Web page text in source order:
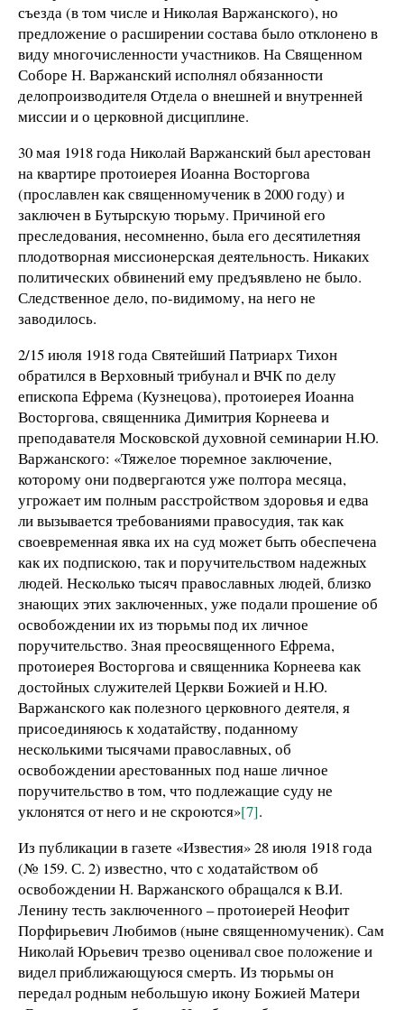
съезда (в том числе и Николая Варжанского), но
предложение о расширении состава было отклонено в
виду многочисленности участников. На Священном
Соборе Н. Варжанский исполнял обязанности
делопроизводителя Отдела о внешней и внутренней
миссии и о церковной дисциплине.
30 мая 1918 года Николай Варжанский был арестован
на квартире протоиерея Иоанна Восторгова
(прославлен как священномученик в 2000 году) и
заключен в Бутырскую тюрьму. Причиной его
преследования, несомненно, была его десятилетняя
плодотворная миссионерская деятельность. Никаких
политических обвинений ему предъявлено не было.
Следственное дело, по-видимому, на него не
заводилось.
2/15 июля 1918 года Святейший Патриарх Тихон
обратился в Верховный трибунал и ВЧК по делу
епископа Ефрема (Кузнецова), протоиерея Иоанна
Восторгова, священника Димитрия Корнеева и
преподавателя Московской духовной семинарии Н.Ю.
Варжанского: «Тяжелое тюремное заключение,
которому они подвергаются уже полтора месяца,
угрожает им полным расстройством здоровья и едва
ли вызывается требованиями правосудия, так как
своевременная явка их на суд может быть обеспечена
как их подпискою, так и поручительством надежных
людей. Несколько тысяч православных людей, близко
знающих этих заключенных, уже подали прошение об
освобождении их из тюрьмы под их личное
поручительство. Зная преосвященного Ефрема,
протоиерея Восторгова и священника Корнеева как
достойных служителей Церкви Божией и Н.Ю.
Варжанского как полезного церковного деятеля, я
присоединяюсь к ходатайству, поданному
несколькими тысячами православных, об
освобождении арестованных под наше личное
поручительство в том, что подлежащие суду не
уклонятся от него и не скроются»[7].
Из публикации в газете «Известия» 28 июля 1918 года
(№ 159. С. 2) известно, что с ходатайством об
освобождении Н. Варжанского обращался к В.И.
Ленину тесть заключенного – протоиерей Неофит
Порфирьевич Любимов (ныне священномученик). Сам
Николай Юрьевич трезво оценивал свое положение и
видел приближающуюся смерть. Из тюрьмы он
передал родным небольшую икону Божией Матери